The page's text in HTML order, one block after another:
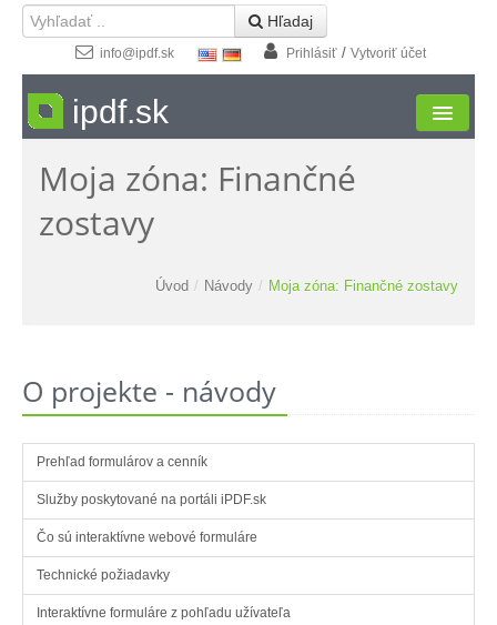
 Hľadaj
info@ipdf.sk Prihlásiť/ Vytvoriť účet
ipdf.sk
Formuláre
Moja zóna
Moja zóna: Finančné
zostavy
Úvod / Návody / Moja zóna: Finančné zostavy
O projekte - návody
Prehľad formulárov a cenník
Služby poskytované na portáli iPDF.sk
Čo sú interaktívne webové formuláre
Technické požiadavky
Interaktívne formuláre z pohľadu užívateľa